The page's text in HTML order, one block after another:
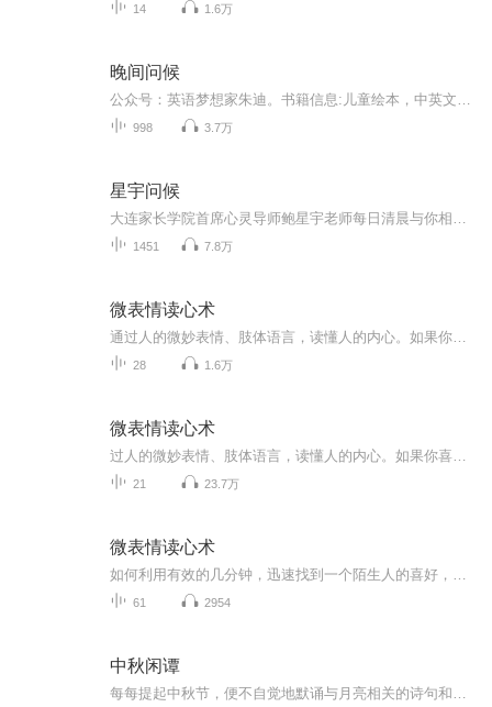
14 1.6万
晚间问候
998 3.7万
星宇问候
1451 7.8万
微表情读心术
28 1.6万
微表情读心术
21 23.7万
微表情读心术
61 2954
中秋闲谭